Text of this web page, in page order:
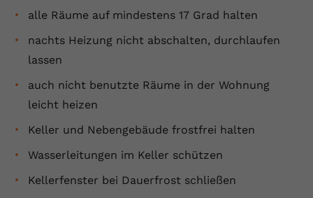
alle Räume auf mindestens 17 Grad halten
nachts Heizung nicht abschalten, durchlaufen
lassen
auch nicht benutzte Räume in der Wohnung
leicht heizen
Keller und Nebengebäude frostfrei halten
Wasserleitungen im Keller schützen
Kellerfenster bei Dauerfrost schließen